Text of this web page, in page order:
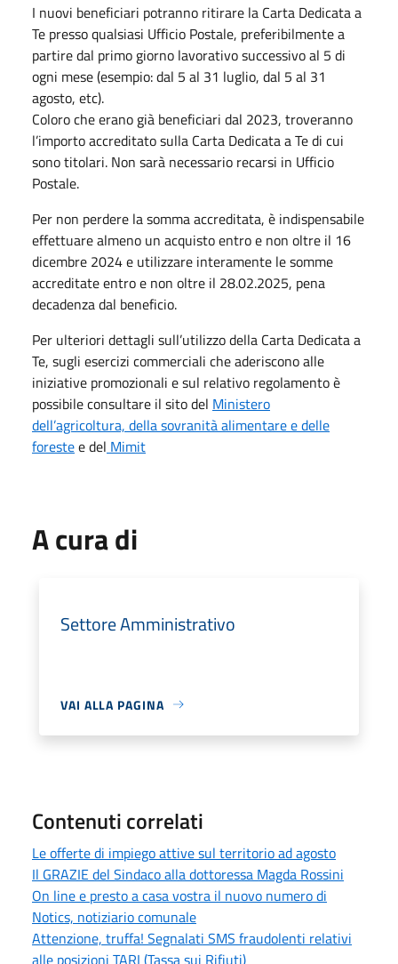
I nuovi beneficiari potranno ritirare la Carta Dedicata a
Te presso qualsiasi Ufficio Postale, preferibilmente a
partire dal primo giorno lavorativo successivo al 5 di
ogni mese (esempio: dal 5 al 31 luglio, dal 5 al 31
agosto, etc).
Coloro che erano già beneficiari dal 2023, troveranno
l’importo accreditato sulla Carta Dedicata a Te di cui
sono titolari. Non sarà necessario recarsi in Ufficio
Postale.
Per non perdere la somma accreditata, è indispensabile
effettuare almeno un acquisto entro e non oltre il 16
dicembre 2024 e utilizzare interamente le somme
accreditate entro e non oltre il 28.02.2025, pena
decadenza dal beneficio.
Per ulteriori dettagli sull’utilizzo della Carta Dedicata a
Te, sugli esercizi commerciali che aderiscono alle
iniziative promozionali e sul relativo regolamento è
possibile consultare il sito del Ministero
dell’agricoltura, della sovranità alimentare e delle
forestee del Mimit
A cura di
Settore Amministrativo
VAI ALLA PAGINA
Contenuti correlati
Le offerte di impiego attive sul territorio ad agosto
Il GRAZIE del Sindaco alla dottoressa Magda Rossini
On line e presto a casa vostra il nuovo numero di
Notics, notiziario comunale
Attenzione, truffa! Segnalati SMS fraudolenti relativi
alle posizioni TARI (Tassa sui Rifiuti)